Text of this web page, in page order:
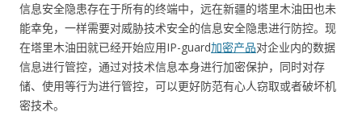
信息安全隐患存在于所有的终端中，远在新疆的塔里木油田也未
能幸免，一样需要对威胁技术安全的信息安全隐患进行防控。现
在塔里木油田就已经开始应用IP-guard加密产品对企业内的数据
信息进行管控，通过对技术信息本身进行加密保护，同时对存
储、使用等行为进行管控，可以更好防范有心人窃取或者破坏机
密技术。